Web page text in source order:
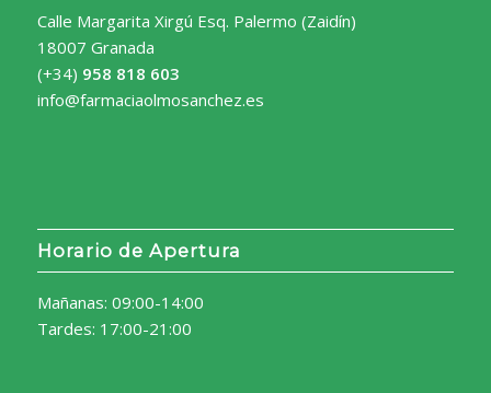
Calle Margarita Xirgú Esq. Palermo (Zaidín)
18007 Granada
(+34) 958 818 603
info@farmaciaolmosanchez.es
Horario de Apertura
Mañanas: 09:00-14:00
Tardes: 17:00-21:00